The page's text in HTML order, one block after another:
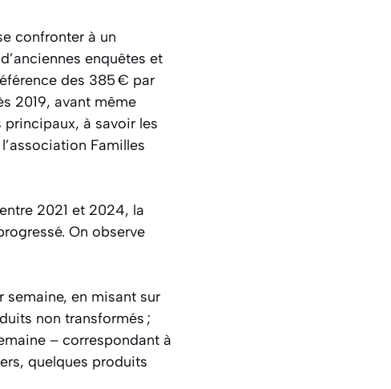
confronter à un
enquêtes et
des 385 € par
2019, avant même
principaux, à savoir les
Familles
2021 et 2024, la
On observe
semaine, en misant sur
non transformés ;
– correspondant à
quelques produits